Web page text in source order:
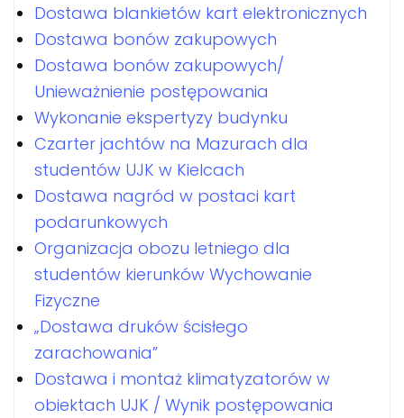
Dostawa blankietów kart elektronicznych
Dostawa bonów zakupowych
Dostawa bonów zakupowych/
Unieważnienie postępowania
Wykonanie ekspertyzy budynku
Czarter jachtów na Mazurach dla
studentów UJK w Kielcach
Dostawa nagród w postaci kart
podarunkowych
Organizacja obozu letniego dla
studentów kierunków Wychowanie
Fizyczne
„Dostawa druków ścisłego
zarachowania”
Dostawa i montaż klimatyzatorów w
obiektach UJK / Wynik postępowania